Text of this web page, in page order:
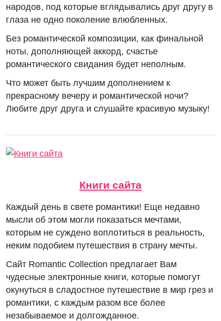
народов, под которые вглядывались друг другу в
глаза не одно поколение влюбленных.
Без романтической композиции, как финальной
ноты, дополняющей аккорд, счастье
романтического свидания будет неполным.
Что может быть лучшим дополнением к
прекрасному вечеру и романтической ночи?
Любите друг друга и слушайте красивую музыку!
Книги сайта
Каждый день в свете романтики! Еще недавно
мысли об этом могли показаться мечтами,
которым не суждено воплотиться в реальность,
неким подобием путешествия в страну мечты.
Сайт Romantic Collection предлагает Вам
чудесные электронные книги, которые помогут
окунуться в сладостное путешествие в мир грез и
романтики, с каждым разом все более
незабываемое и долгожданное.